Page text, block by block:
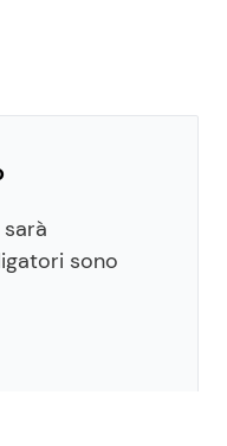
sono